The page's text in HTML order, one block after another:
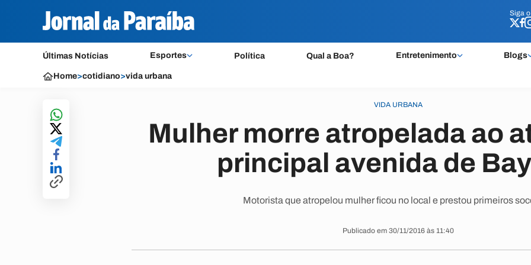
Siga o
Últimas Notícias Esportes Política Qual a Boa? Entretenimento Blogs
Siga o
Home>cotidiano>vida urbana
VIDA URBANA
Mulher morre atropelada ao
principal avenida de
Motorista que atropelou mulher ficou no local e prestou primeiros
Publicado em 30/11/2016 às 11:40